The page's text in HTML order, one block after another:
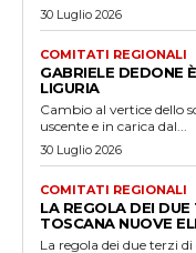
30 Luglio 2026
COMITATI REGIONALI
GABRIELE DEDONE
LIGURIA
Cambio al vertice dello
uscente e in carica dal...
30 Luglio 2026
COMITATI REGIONALI
LA REGOLA DEI
TOSCANA NUOVE
La regola dei due terzi